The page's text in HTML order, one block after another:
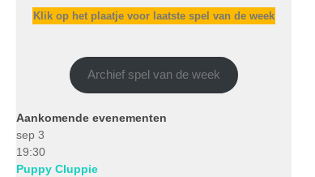
Klik op het plaatje voor laatste spel van de week
Archief spel van de week
Aankomende evenementen
sep 3
19:30
Puppy Cluppie